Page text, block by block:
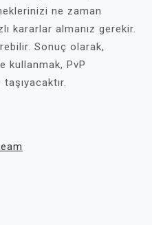
ne zaman
kararlar almanız gerekir.
Sonuç olarak,
kullanmak, PvP